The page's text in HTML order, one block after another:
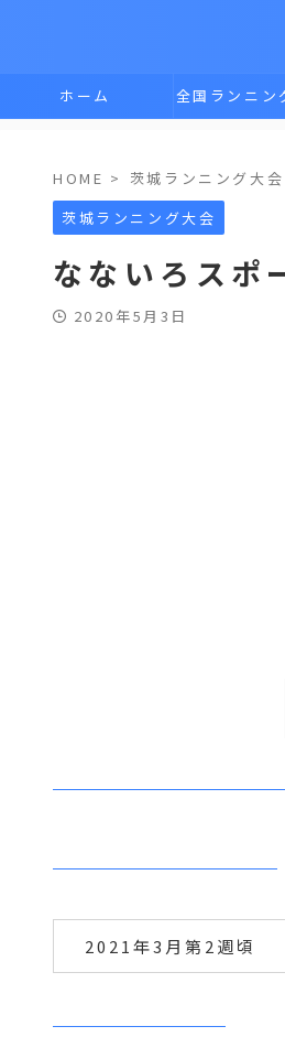
ホーム 全国ランニン
HOME > 茨城ランニング大会
茨城ランニング大会
なないろスポ
2020年5月3日
2021年3月第2週頃